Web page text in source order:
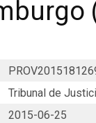
Tribunal de
2015-06-25